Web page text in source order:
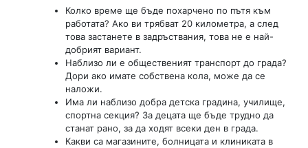
Колко време ще бъде похарчено по пътя към
работата? Ако ви трябват 20 километра, а след
това застанете в задръствания, това не е най-
добрият вариант.
Наблизо ли е общественият транспорт до града?
Дори ако имате собствена кола, може да се
наложи.
Има ли наблизо добра детска градина, училище,
спортна секция? За децата ще бъде трудно да
станат рано, за да ходят всеки ден в града.
Какви са магазините, болницата и клиниката в